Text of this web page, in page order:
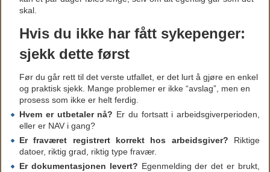
skal.
Hvis du ikke har fått sykepenger:
sjekk dette først
Før du går rett til det verste utfallet, er det lurt å gjøre en enkel
og praktisk sjekk. Mange problemer er ikke “avslag”, men en
prosess som ikke er helt ferdig.
Hvem er utbetaler nå? Er du fortsatt i arbeidsgiverperioden,
eller er NAV i gang?
Er fraværet registrert korrekt hos arbeidsgiver? Riktige
datoer, riktig grad, riktig type fravær.
Er dokumentasjonen levert? Egenmelding der det er brukt,